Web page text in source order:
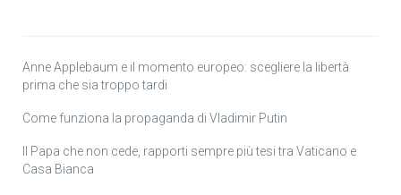
Anne Applebaum e il momento europeo: scegliere la libertà
prima che sia troppo tardi
Come funziona la propaganda di Vladimir Putin
Il Papa che non cede, rapporti sempre più tesi tra Vaticano e
Casa Bianca